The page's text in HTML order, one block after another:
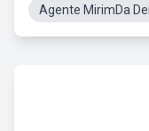
Agente MirimDa